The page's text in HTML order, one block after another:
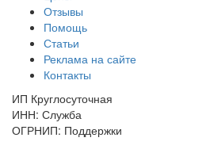
Отзывы
Помощь
Статьи
Реклама на сайте
Контакты
ИП Круглосуточная
ИНН: Служба
ОГРНИП: Поддержки